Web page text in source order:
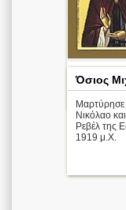
Όσιος
Μαρτύρησε
Νικόλαο
Ρεβέλ της
1919 μ.Χ.